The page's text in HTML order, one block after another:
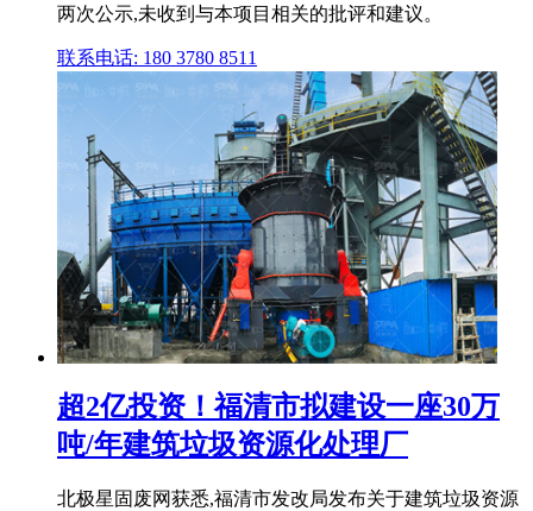
两次公示,未收到与本项目相关的批评和建议。
联系电话: 180 3780 8511
超2亿投资！福清市拟建设一座30万
吨/年建筑垃圾资源化处理厂
北极星固废网获悉,福清市发改局发布关于建筑垃圾资源